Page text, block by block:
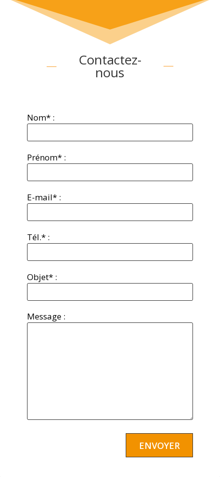
Contactez-
nous
Nom* :
Prénom* :
E-mail* :
Tél.* :
Objet* :
Message :